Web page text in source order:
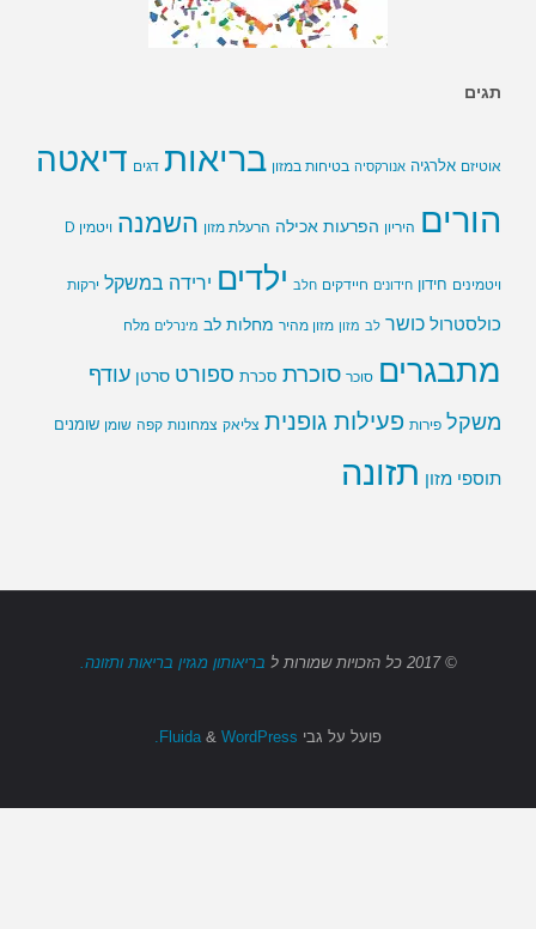
תגים
אוטיזם אלרגיה אנורקסיה בטיחות במזון בריאות דגים דיאטה
הורים היריון הפרעות אכילה הרעלת מזון השמנה ויטמין D
ויטמינים חידון חידונים חיידקים חלב ילדים ירידה במשקל ירקות
כולסטרול כושר לב מזון מזון מהיר מחלות לב מינרלים מלח
מתבגרים סוכר סוכרת סכרת ספורט סרטן עודף
משקל פירות פעילות גופנית צליאק צמחונות קפה שומן שומנים
תוספי מזון תזונה
© 2017 כל הזכויות שמורות ל בריאותון מגזין בריאות ותזונה.
פועל על גבי & WordPress.